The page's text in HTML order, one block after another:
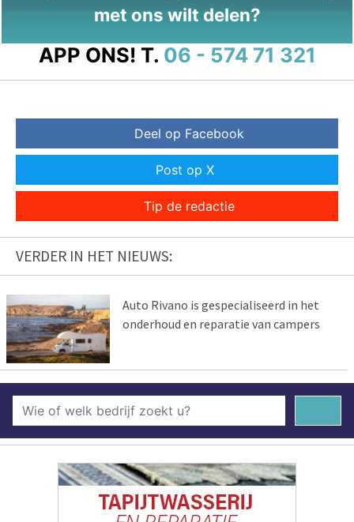
met ons wilt delen?
APP ONS! T. 06 - 574 71 321
Deel op Facebook
Post op X
Tip de redactie
VERDER IN HET NIEUWS:
Auto Rivano is gespecialiseerd in het
onderhoud en reparatie van campers